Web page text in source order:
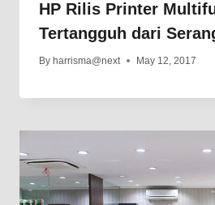
HP Rilis Printer
Tertangguh dari
By harrisma@next May 12, 2017